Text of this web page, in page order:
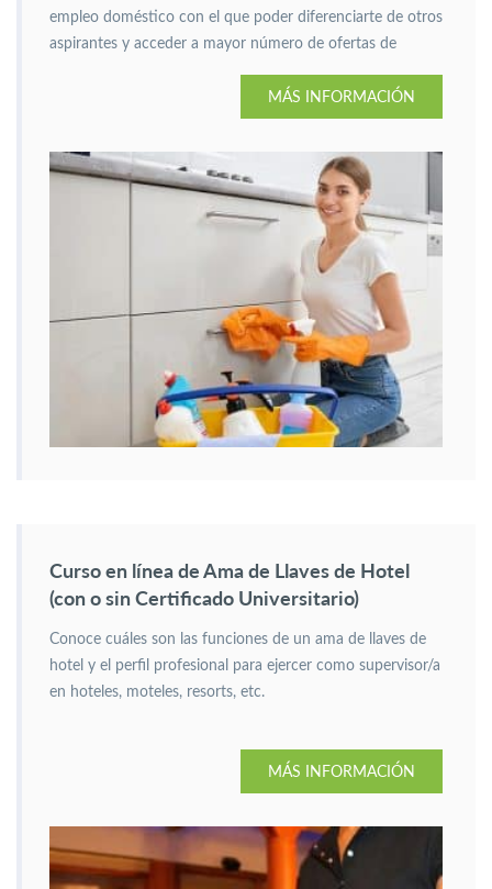
empleo doméstico con el que poder diferenciarte de otros
aspirantes y acceder a mayor número de ofertas de
MÁS INFORMACIÓN
Curso en línea de Ama de Llaves de Hotel
(con o sin Certificado Universitario)
Conoce cuáles son las funciones de un ama de llaves de
hotel y el perfil profesional para ejercer como supervisor/a
en hoteles, moteles, resorts, etc.
MÁS INFORMACIÓN